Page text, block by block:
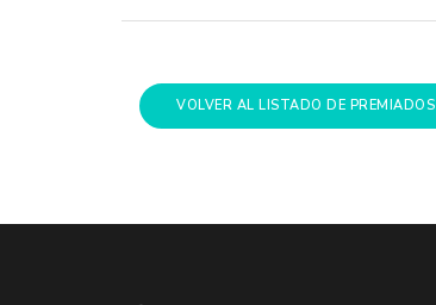
VOLVER AL LISTADO DE PREMIADOS